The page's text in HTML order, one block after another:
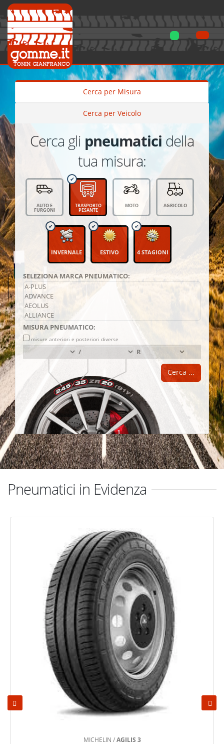
Cerca per Misura
Cerca per Veicolo
Cerca gli pneumatici della
tua misura:
AUTO
AUTO E
FURGONI
TRASPORTO
PESANTE
TRASPORTO
PESANTE MOTO
MOTO
AGRICOLO
AGRICOLO
INVERNALE ESTIVO 4 STAGIONI
SELEZIONA MARCA PNEUMATICO:
MISURA PNEUMATICO:
misure
differenziate
misure anteriori e posteriori diverse
/ R
Cerca ...
Pneumatici in Evidenza
MICHELIN /AGILIS 3